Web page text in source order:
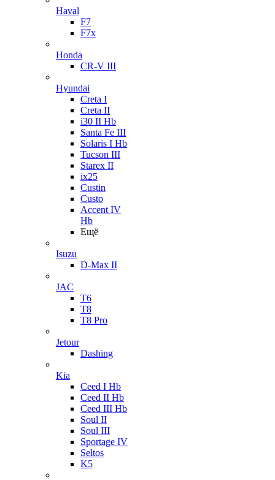
Haval
F7
F7x
Honda
CR-V III
Hyundai
Creta I
Creta II
i30 II Hb
Santa Fe III
Solaris I Hb
Tucson III
Starex II
ix25
Custin
Custo
Accent IV
Hb
Ещё
Isuzu
D-Max II
JAC
T6
T8
T8 Pro
Jetour
Dashing
Kia
Ceed I Hb
Ceed II Hb
Ceed III Hb
Soul II
Soul III
Sportage IV
Seltos
K5